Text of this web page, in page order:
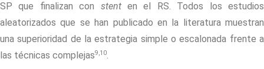
SP que finalizan con stenten el RS. Todos los estudios
aleatorizados que se han publicado en la literatura muestran
una superioridad de la estrategia simple o escalonada frente a
las técnicas complejas9,10.